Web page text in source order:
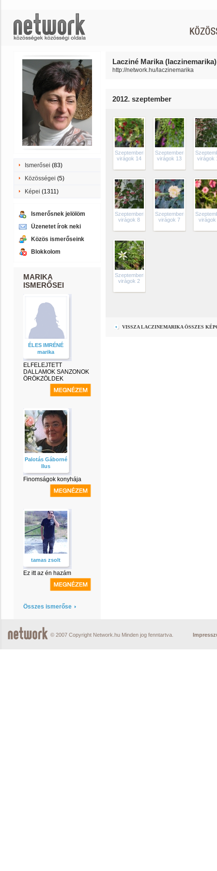
Ismerősei (83)
Közösségei (5)
Képei (1311)
Ismerősnek jelölöm
Üzenetet írok neki
Közös ismerőseink
Blokkolom
MARIKA
ISMERŐSEI
ÉLES IMRÉNÉ
marika
ELFELEJTETT
DALLAMOK SANZONOK
ÖRÖKZÖLDEK
Palotás Gáborné
IIus
Finomságok konyhája
tamas zsolt
Ez itt az én hazám
Összes ismerőse
Lacziné Marika
http://network.hu/laczinemarika
2012. szeptember
Szeptemberi
virágok 14
Szeptemberi
virágok 13
virágok
Szeptemberi
virágok 8
Szeptemberi
virágok 7
virágok
Szeptemberi
virágok 2
VISSZA LACZINEMARIKA ÖSSZES
© 2007 Copyright Network.hu Minden jog fenntartva.